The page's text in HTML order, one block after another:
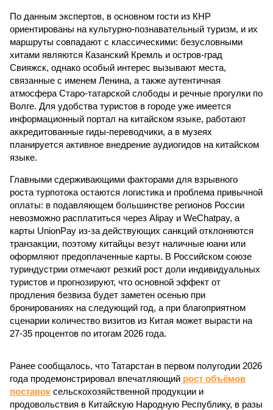
По данным экспертов, в основном гости из КНР
ориентированы на культурно-познавательный туризм, и их
маршруты совпадают с классическими: безусловными
хитами являются Казанский Кремль и остров-град
Свияжск, однако особый интерес вызывают места,
связанные с именем Ленина, а также аутентичная
атмосфера Старо-татарской слободы и речные прогулки по
Волге. Для удобства туристов в городе уже имеется
информационный портал на китайском языке, работают
аккредитованные гиды-переводчики, а в музеях
планируется активное внедрение аудиогидов на китайском
языке.
Главными сдерживающими факторами для взрывного
роста турпотока остаются логистика и проблема привычной
оплаты: в подавляющем большинстве регионов России
невозможно расплатиться через Alipay и WeChatpay, а
карты UnionPay из-за действующих санкций отклоняются
транзакции, поэтому китайцы везут наличные юани или
оформляют предоплаченные карты. В Российском союзе
туриндустрии отмечают резкий рост доли индивидуальных
туристов и прогнозируют, что основной эффект от
продления безвиза будет заметен осенью при
бронированиях на следующий год, а при благоприятном
сценарии количество визитов из Китая может вырасти на
27-35 процентов по итогам 2026 года.
Ранее сообщалось, что Татарстан в первом полугодии 2026
года продемонстрировал впечатляющий рост объёмов
поставок сельскохозяйственной продукции и
продовольствия в Китайскую Народную Республику, в разы